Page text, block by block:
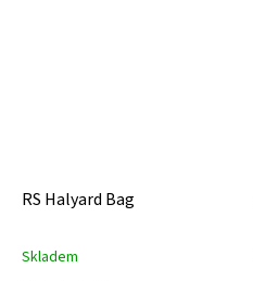
RS Halyard Bag
Skladem